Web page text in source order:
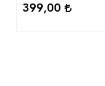
399,00